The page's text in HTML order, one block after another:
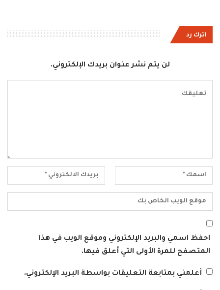
اترك رد
لن يتم نشر عنوان بريدك الإلكتروني.
احفظ اسمي والبريد الإلكتروني وموقع الويب في هذا
المتصفح للمرة الأولى التي أعلق فيها.
أعلمني بمتابعة التعليقات بواسطة البريد الإلكتروني.